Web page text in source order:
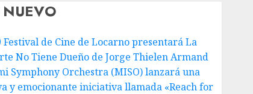
Festival de Cine de Locarno presentará La
No Tiene Dueño de Jorge Thielen Armand
Symphony Orchestra (MISO) lanzará una
y emocionante iniciativa llamada «Reach for